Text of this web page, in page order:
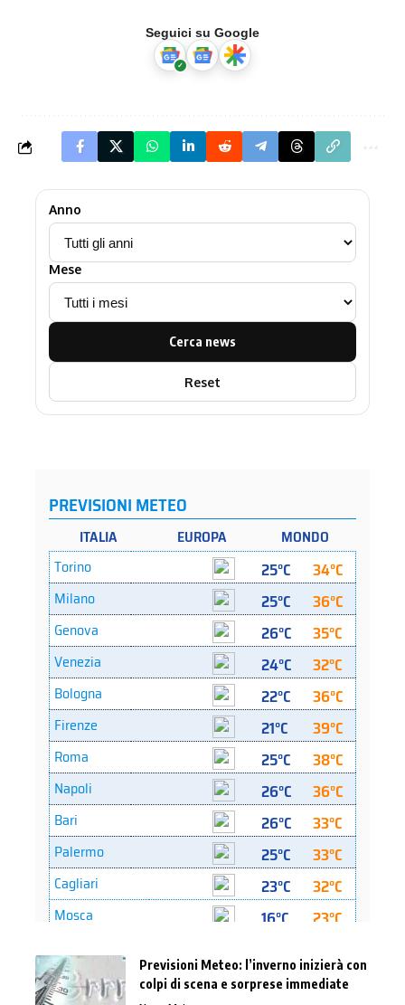
Seguici su Google
Anno
Mese
Cerca news
Reset
Previsioni Meteo: l’inverno inizierà con
colpi di scena e sorprese immediate